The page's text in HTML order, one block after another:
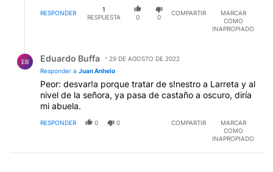
RESPONDER
1
RESPUESTA
0 0
COMPARTIR
MARCAR
COMO
INAPROPIADO
EB Eduardo Buffa
29 DE AGOSTO DE 2022
Responder a Juan Anhelo
Peor: desvar!a porque tratar de s!nestro a Larreta y al
nivel de la señora, ya pasa de castaño a oscuro, diría
mi abuela.
RESPONDER 0 0 COMPARTIR
MARCAR
COMO
INAPROPIADO